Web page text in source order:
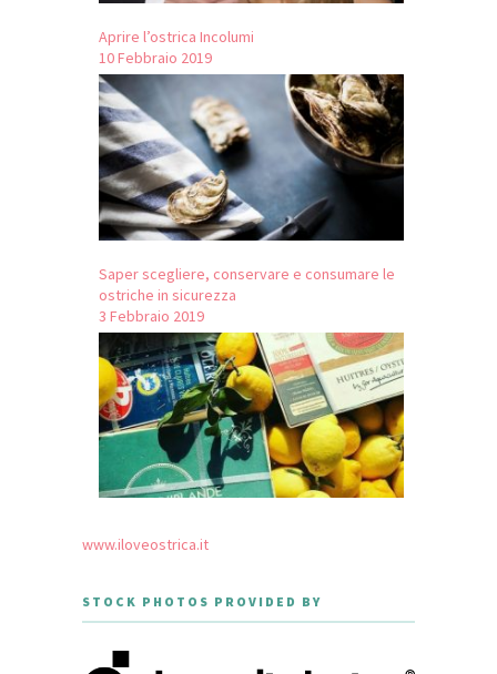
Aprire l’ostrica Incolumi
10 Febbraio 2019
Saper scegliere, conservare e consumare le
ostriche in sicurezza
3 Febbraio 2019
www.iloveostrica.it
STOCK PHOTOS PROVIDED BY